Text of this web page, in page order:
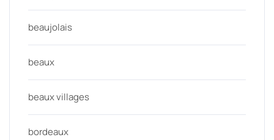
beaujolais
beaux
beaux villages
bordeaux